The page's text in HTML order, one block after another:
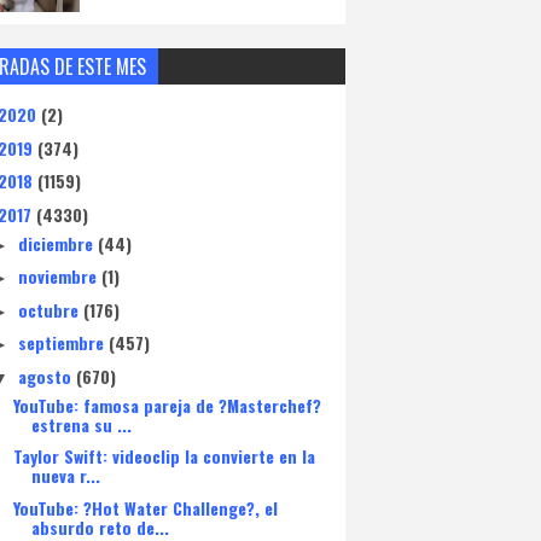
DE ESTE MES
2020 (2)
2019 (374)
2018 (1159)
2017 (4330)
diciembre (44)
noviembre (1)
octubre (176)
septiembre (457)
agosto (670)
YouTube: famosa pareja de ?Masterchef?
estrena su ...
Taylor Swift: videoclip la convierte en la
nueva r...
YouTube: ?Hot Water Challenge?, el
absurdo reto de...